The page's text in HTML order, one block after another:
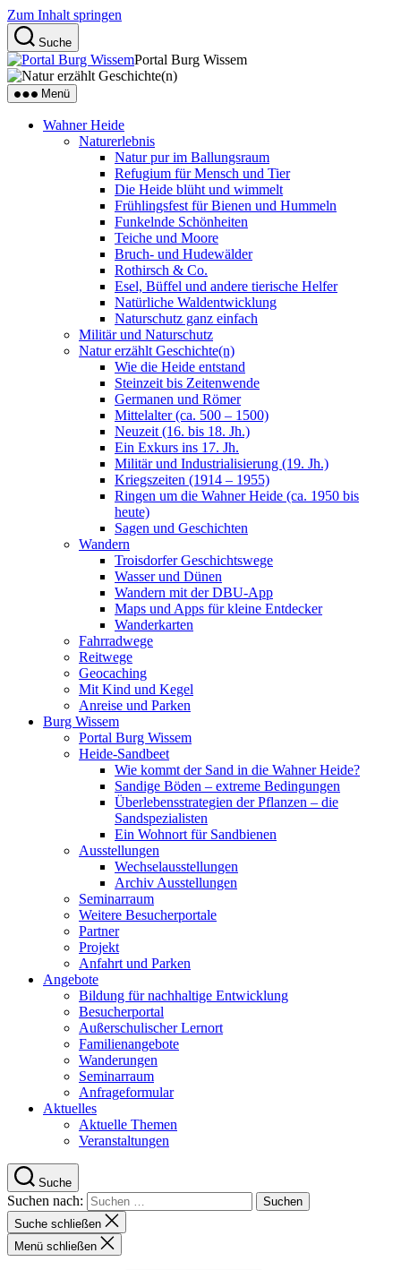
Zum Inhalt springen
Suche
Portal Burg Wissem
Menü
Wahner Heide
Naturerlebnis
Natur pur im Ballungsraum
Refugium für Mensch und Tier
Die Heide blüht und wimmelt
Frühlingsfest für Bienen und Hummeln
Funkelnde Schönheiten
Teiche und Moore
Bruch- und Hudewälder
Rothirsch & Co.
Esel, Büffel und andere tierische Helfer
Natürliche Waldentwicklung
Naturschutz ganz einfach
Militär und Naturschutz
Natur erzählt Geschichte(n)
Wie die Heide entstand
Steinzeit bis Zeitenwende
Germanen und Römer
Mittelalter (ca. 500 – 1500)
Neuzeit (16. bis 18. Jh.)
Ein Exkurs ins 17. Jh.
Militär und Industrialisierung (19. Jh.)
Kriegszeiten (1914 – 1955)
Ringen um die Wahner Heide (ca. 1950 bis
heute)
Sagen und Geschichten
Wandern
Troisdorfer Geschichtswege
Wasser und Dünen
Wandern mit der DBU-App
Maps und Apps für kleine Entdecker
Wanderkarten
Fahrradwege
Reitwege
Geocaching
Mit Kind und Kegel
Anreise und Parken
Burg Wissem
Portal Burg Wissem
Heide-Sandbeet
Wie kommt der Sand in die Wahner Heide?
Sandige Böden – extreme Bedingungen
Überlebensstrategien der Pflanzen – die
Sandspezialisten
Ein Wohnort für Sandbienen
Ausstellungen
Wechselausstellungen
Archiv Ausstellungen
Seminarraum
Weitere Besucherportale
Partner
Projekt
Anfahrt und Parken
Angebote
Bildung für nachhaltige Entwicklung
Besucherportal
Außerschulischer Lernort
Familienangebote
Wanderungen
Seminarraum
Anfrageformular
Aktuelles
Aktuelle Themen
Veranstaltungen
Suche
Suchen nach:
Suche schließen
Menü schließen